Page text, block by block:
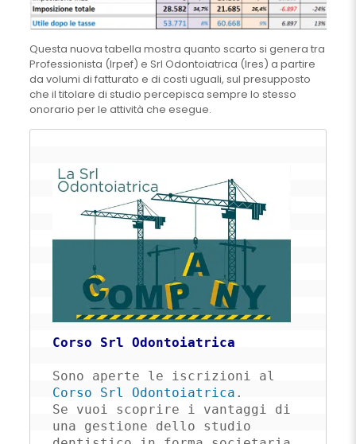
Questa nuova tabella mostra quanto scarto si genera tra
Professionista (Irpef) e Srl Odontoiatrica (Ires) a partire
da volumi di fatturato e di costi uguali, sul presupposto
che il titolare di studio percepisca sempre lo stesso
onorario per le attività che esegue.
Corso Srl Odontoiatrica
Corso Srl Odontoiatrica .
Se vuoi scoprire i vantaggi di
una gestione dello studio